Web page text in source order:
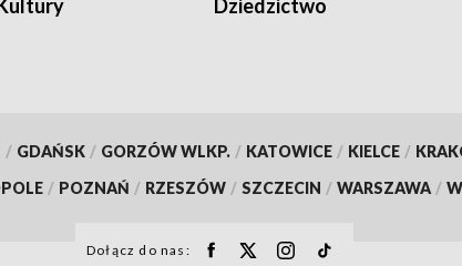
Dziedzictwo
/ GDAŃSK / GORZÓW WLKP. / KATOWICE / KIELCE /
/ POZNAŃ / RZESZÓW / SZCZECIN / WARSZAWA /
Dołącz do nas: